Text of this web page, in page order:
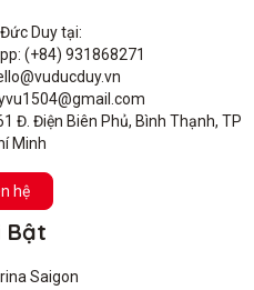
Duy tại:
(+84) 931868271
Đ. Điện Biên Phủ, Bình Thạnh, TP
Minh
hệ
Bật
Saigon